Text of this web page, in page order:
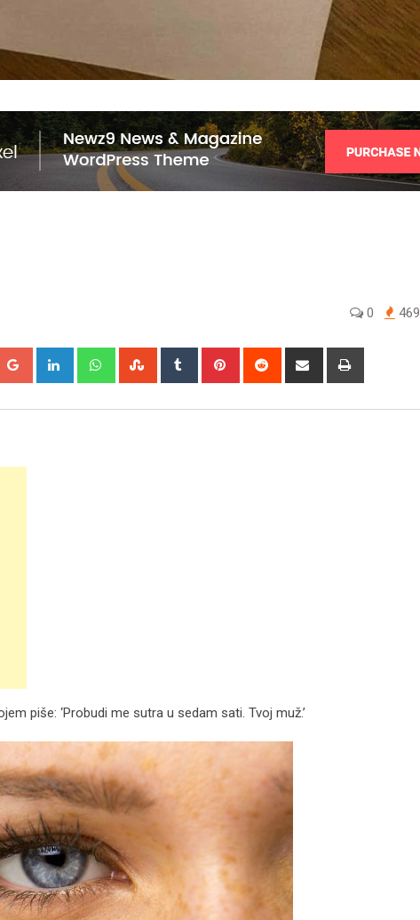
0 469
Google+ LinkedIn WhatsappStumbleUpon
Tumblr Pinterest Reddit
Share
piše: ‘Probudi me sutra u sedam sati. Tvoj muž.’